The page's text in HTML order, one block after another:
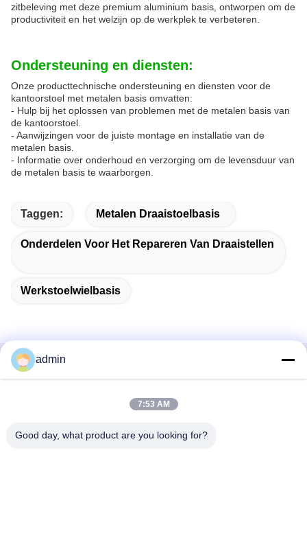
zitbeleving met deze premium aluminium basis, ontworpen om de
productiviteit en het welzijn op de werkplek te verbeteren.
Ondersteuning en diensten:
Onze producttechnische ondersteuning en diensten voor de
kantoorstoel met metalen basis omvatten:
- Hulp bij het oplossen van problemen met de metalen basis van
de kantoorstoel.
- Aanwijzingen voor de juiste montage en installatie van de
metalen basis.
- Informatie over onderhoud en verzorging om de levensduur van
de metalen basis te waarborgen.
Taggen: Metalen Draaistoelbasis
Onderdelen Voor Het Repareren Van Draaistellen
Werkstoelwielbasis
Snel contact
38 Shafu Avenue, Longjiang Town, Shunde District, Foshan
City, provincie Guangdong, China
admin
7:53 AM
Good day, what product are you looking for?